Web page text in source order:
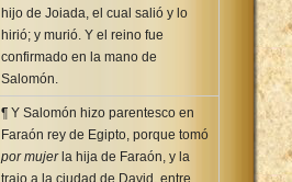
hijo de Joiada, el cual salió y lo
hirió; y murió. Y el reino fue
confirmado en la mano de
Salomón.
¶ Y Salomón hizo parentesco en
Faraón rey de Egipto, porque tomó
por mujerla hija de Faraón, y la
trajo a la ciudad de David, entre